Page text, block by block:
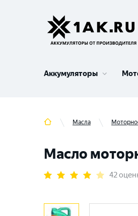
Аккумуляторы
Масла
Масло
42